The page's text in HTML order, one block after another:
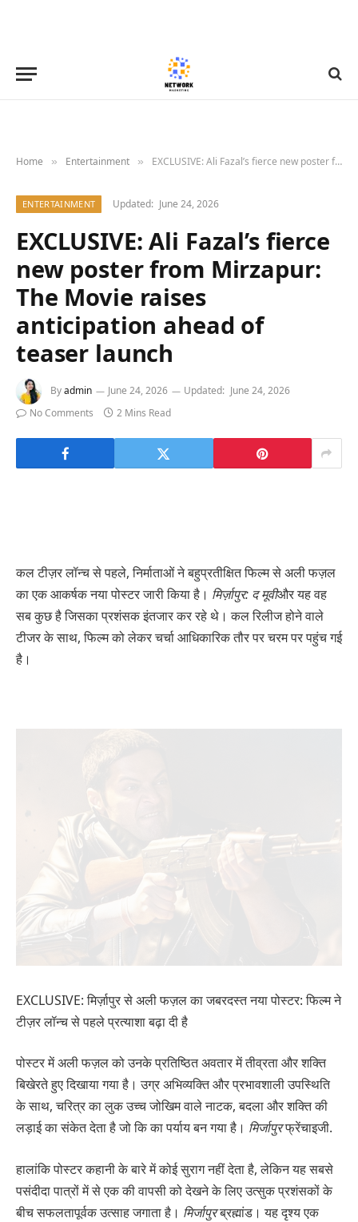
Home » Entertainment » EXCLUSIVE: Ali Fazal’s fierce new poster from Mirzapur: The Movie raises anticipation ahead of teaser launch
ENTERTAINMENT Updated: June 24, 2026
EXCLUSIVE: Ali Fazal’s fierce
new poster from Mirzapur:
The Movie raises
anticipation ahead of
teaser launch
Byadmin June 24, 2026 Updated: June 24, 2026
No Comments
2 Mins Read
कल टीज़र लॉन्च से पहले, निर्माताओं ने बहुप्रतीक्षित फिल्म से अली फज़ल
का एक आकर्षक नया पोस्टर जारी किया है। मिर्ज़ापुर: द मूवीऔर यह वह
सब कुछ है जिसका प्रशंसक इंतजार कर रहे थे। कल रिलीज होने वाले
टीजर के साथ, फिल्म को लेकर चर्चा आधिकारिक तौर पर चरम पर पहुंच गई
है।
EXCLUSIVE: मिर्ज़ापुर से अली फज़ल का जबरदस्त नया पोस्टर: फिल्म ने
टीज़र लॉन्च से पहले प्रत्याशा बढ़ा दी है
पोस्टर में अली फज़ल को उनके प्रतिष्ठित अवतार में तीव्रता और शक्ति
बिखेरते हुए दिखाया गया है। उग्र अभिव्यक्ति और प्रभावशाली उपस्थिति
के साथ, चरित्र का लुक उच्च जोखिम वाले नाटक, बदला और शक्ति की
लड़ाई का संकेत देता है जो कि का पर्याय बन गया है। मिर्जापुरफ्रेंचाइजी.
हालांकि पोस्टर कहानी के बारे में कोई सुराग नहीं देता है, लेकिन यह सबसे
पसंदीदा पात्रों में से एक की वापसी को देखने के लिए उत्सुक प्रशंसकों के
बीच सफलतापूर्वक उत्साह जगाता है। मिर्जापुरब्रह्मांड। यह दृश्य एक